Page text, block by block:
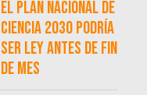
El Plan Nacional de
Ciencia 2030 podría
ser ley antes de fin
de mes